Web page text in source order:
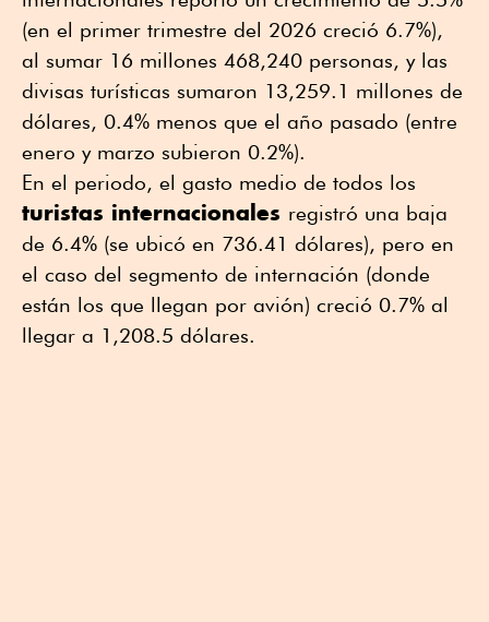
(en el primer trimestre del 2026 creció 6.7%),
al sumar 16 millones 468,240 personas, y las
divisas turísticas sumaron 13,259.1 millones de
dólares, 0.4% menos que el año pasado (entre
enero y marzo subieron 0.2%).
En el periodo, el gasto medio de todos los
turistas internacionales registró una baja
de 6.4% (se ubicó en 736.41 dólares), pero en
el caso del segmento de internación (donde
están los que llegan por avión) creció 0.7% al
llegar a 1,208.5 dólares.